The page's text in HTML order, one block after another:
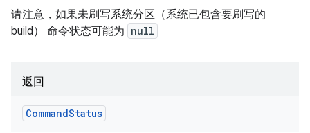
请注意，如果未刷写系统分区（系统已包含要刷写的
build） 命令状态可能为 null
返回
CommandStatus